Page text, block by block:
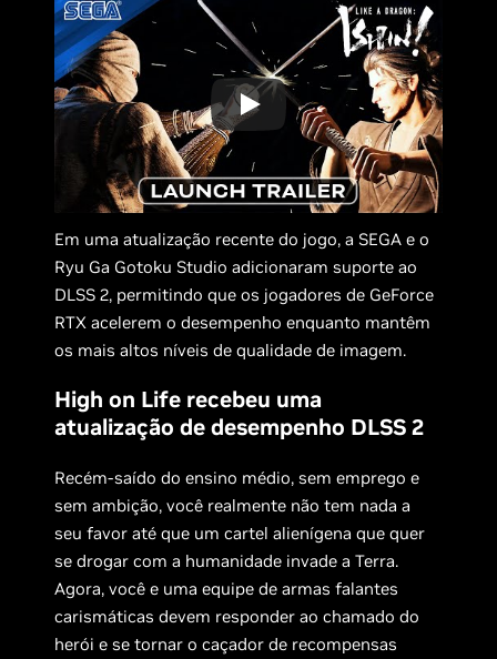
Em uma atualização recente do jogo, a SEGA e o
Ryu Ga Gotoku Studio adicionaram suporte ao
DLSS 2, permitindo que os jogadores de GeForce
RTX acelerem o desempenho enquanto mantêm
os mais altos níveis de qualidade de imagem.
High on Life recebeu uma
atualização de desempenho DLSS 2
Recém-saído do ensino médio, sem emprego e
sem ambição, você realmente não tem nada a
seu favor até que um cartel alienígena que quer
se drogar com a humanidade invade a Terra.
Agora, você e uma equipe de armas falantes
carismáticas devem responder ao chamado do
herói e se tornar o caçador de recompensas